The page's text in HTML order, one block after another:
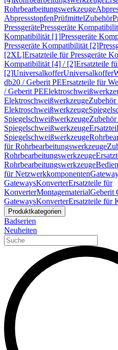
Rohrbearbeitungswerkzeuge
AbpressstopfenPrüfmittelZubehör
PressgerätePressgeräte
Kompatibilität [1]Pressgeräte
Pressgeräte Kompatibilität [2]
[2XL]Ersatzteile für Pressgeräte
Kompatibilität [4] / [2]Ersatzteile
[2]UniversalkofferUniversalkoffer
db20 / Geberit PEErsatzteile für
/ Geberit PE
ElektroschweißwerkzeugeZubehör
Elektroschweißwerkzeuge
Spiegelschweißwerkzeuge
Spiegelschweißwerkzeuge
Spiegelschweißwerkzeuge
für Rohrbearbeitungswerkzeuge
Rohrbearbeitungswerkzeuge
Rohrbearbeitungswerkzeuge
für Netzwerkkomponenten
GatewaysKonverterErsatzteile für
KonverterMontagematerialGeberit
GatewaysKonverterErsatzteile für
Produktkategorien
Badserien
Neuheiten